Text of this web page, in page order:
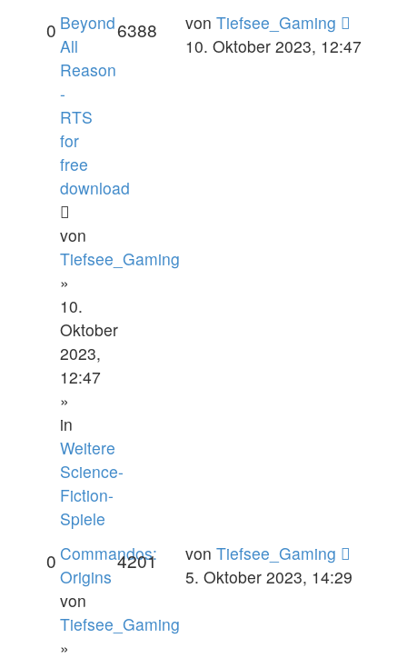
Beyond
All
Reason
-
RTS
for
free
download
von
Tiefsee_Gaming
»
10.
Oktober
2023,
12:47
»
in
Weitere
Science-
Fiction-
Spiele
0 6388 von Tiefsee_Gaming
10. Oktober 2023, 12:47
Commandos:
Origins
von
Tiefsee_Gaming
»
0 4201 von Tiefsee_Gaming
5. Oktober 2023, 14:29